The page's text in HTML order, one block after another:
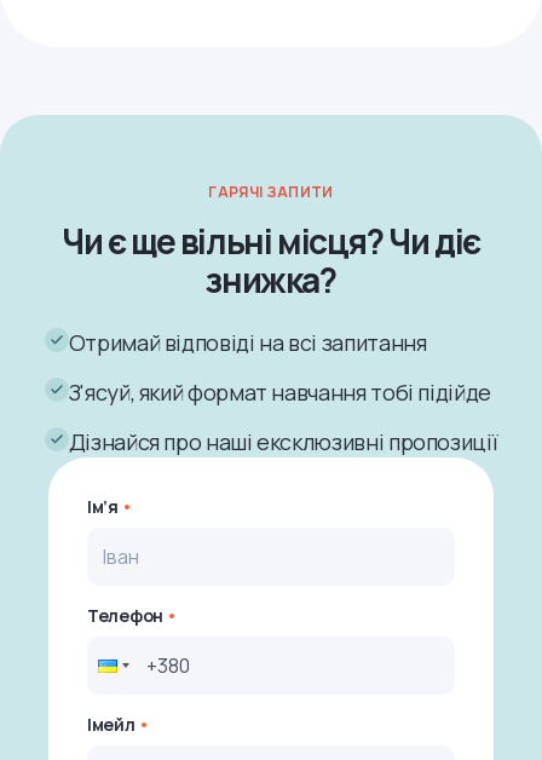
ГАРЯЧІ ЗАПИТИ
Чи є ще вільні місця? Чи діє
знижка?
Отримай відповіді на всі запитання
З'ясуй, який формат навчання тобі підійде
Дізнайся про наші ексклюзивні пропозиції
Ім’я
Телефон
Імейл